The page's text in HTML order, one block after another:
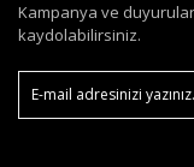
Kampanya ve
kaydolabilirsiniz.